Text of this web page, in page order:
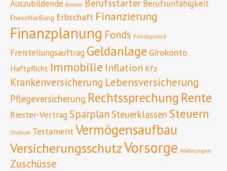
Auszubildende Berater Berufsstarter Berufsunfähigkeit
Eheschließung Erbschaft Finanzierung
Finanzplanung Fonds Fondspolice
Freistellungsauftrag Geldanlage Girokonto
Haftpflicht Immobilie Inflation Kfz
Krankenversicherung Lebensversicherung
Pflegeversicherung Rechtssprechung Rente
Riester-Vertrag Sparplan Steuerklassen Steuern
Studium TestamentVermögensaufbau
VersicherungsschutzVorsorge Währungen
Zuschüsse